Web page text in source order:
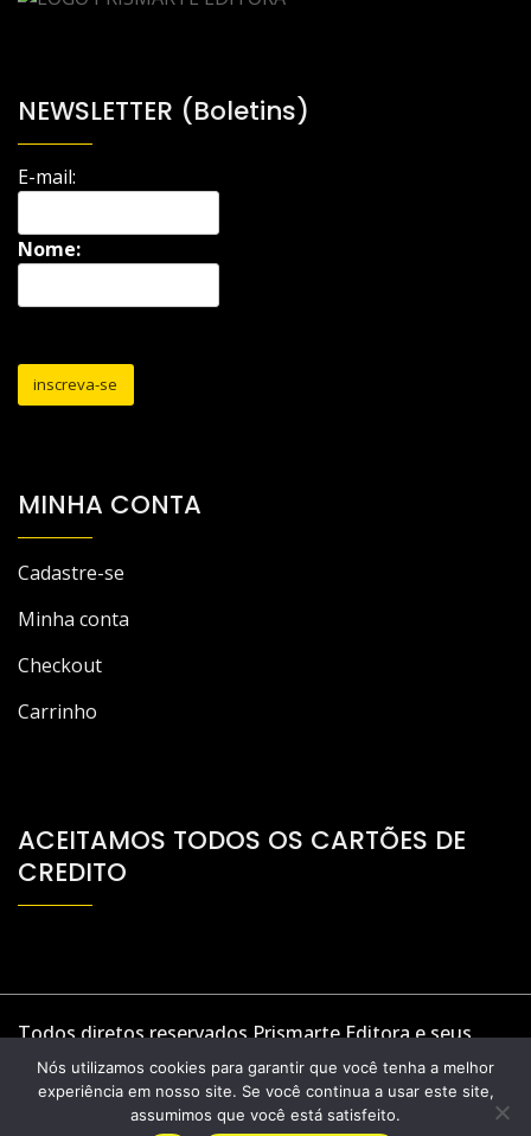
NEWSLETTER (Boletins)
E-mail:
Nome:
MINHA CONTA
Cadastre-se
Minha conta
Checkout
Carrinho
ACEITAMOS TODOS OS CARTÕES DE
CREDITO
Todos diretos reservados Prismarte Editora e seus
parceiros. - A theme by Gradient Themes
Nós utilizamos cookies para garantir que você tenha a melhor
experiência em nosso site. Se você continua a usar este site,
assumimos que você está satisfeito.